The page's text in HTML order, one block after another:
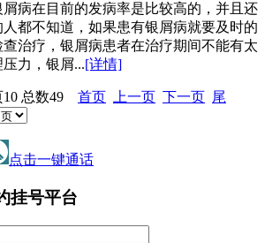
屑病在目前的发病率是比较高的，并且还
都不知道，如果患有银屑病就要及时的
治疗，银屑病患者在治疗期间不能有太
力，银屑...[详情]
10 总数49 首页 上一页 下一页 尾
点击一键通话
挂号平台